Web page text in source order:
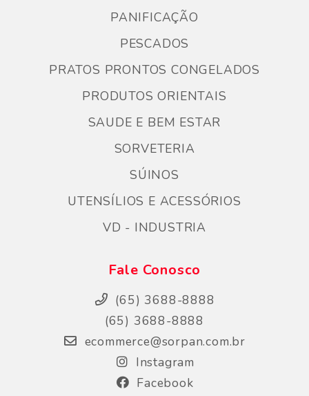
PANIFICAÇÃO
PESCADOS
PRATOS PRONTOS CONGELADOS
PRODUTOS ORIENTAIS
SAUDE E BEM ESTAR
SORVETERIA
SÚINOS
UTENSÍLIOS E ACESSÓRIOS
VD - INDUSTRIA
Fale Conosco
(65) 3688-8888
(65) 3688-8888
ecommerce@sorpan.com.br
Instagram
Facebook